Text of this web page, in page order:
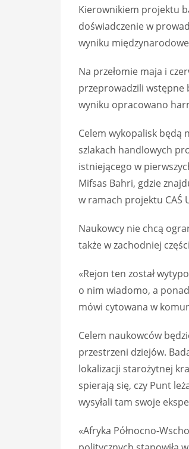
Kierownikiem projektu
doświadczenie w
wyniku
Na przełomie maja i
przeprowadzili wstępne
wyniku opracowano
Celem wykopalisk będą
szlakach handlowych
istniejącego w
Mifsas Bahri, gdzie
w ramach projektu CAŚ
Naukowcy nie chcą
także w zachodniej
«Rejon ten został
o nim wiadomo, a
mówi cytowana w
Celem naukowców
przestrzeni dziejów.
lokalizacji starożytnej
spierają się, czy Punt
wysyłali tam swoje
«Afryka Północno-